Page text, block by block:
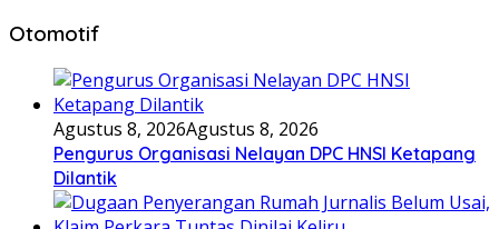
Otomotif
Agustus 8, 2026Agustus 8, 2026
Pengurus Organisasi Nelayan DPC HNSI Ketapang
Dilantik